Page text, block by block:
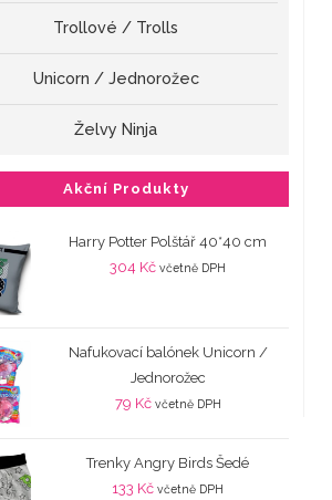
Trollové / Trolls
Unicorn / Jednorožec
Želvy Ninja
Akční Produkty
Harry Potter Polštář 40*40 cm
304 Kč včetně DPH
Nafukovací balónek Unicorn /
Jednorožec
79 Kč včetně DPH
Trenky Angry Birds Šedé
133 Kč včetně DPH